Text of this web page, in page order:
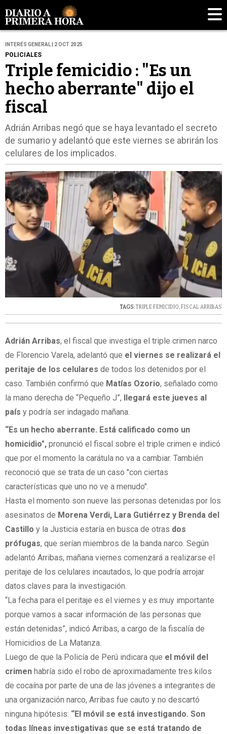
INTERÉS GENERAL | 2 OCT 2025
POLICIALES
Triple femicidio : "Es un
hecho aberrante" dijo el
fiscal
Adrián Arribas negó que se haya levantado el secreto
de sumario y adelantó que este viernes se abrirán los
celulares de los implicados.
TAGS:TRIPLE FEMICIDIO,FISCAL ARRIBAS
Adrián Arribas, el fiscal que investiga el triple crimen narco
de Florencio Varela, adelantó que el viernes se realizará el
peritaje de los celulares de todos los detenidos por el
caso. También confirmó que Matías Ozorio, señalado como
la mano derecha de “Pequeño J”, llegará este jueves al
país y podría ser indagado mañana.
“Es un hecho aberrante. Está calificado como un
homicidio", pronunció el fiscal sobre el triple crimen e indicó
que por el momento la carátula no va a cambiar. También
reconoció que se trata de un caso "con ciertas
características que uno no ve a menudo".
Hasta el momento son nueve las personas detenidas por los
asesinatos de Morena Verdi, Lara Gutiérrez y Brenda del
Castillo y la Justicia estaría en busca de otras dos
prófugas, que serían miembros de la banda narco. Según
adelantó Arribas, mañana viernes comenzará a realizarse el
peritaje de los celulares incautados, lo que podría arrojar
datos claves para la investigación.
“La fecha para el peritaje es el viernes y es muy importante
porque vamos a sacar información de las personas que
están detenidas”, indicó Arribas, a cargo de la fiscalía de
Homicidios de La Matanza.
Luego de que la Policía de Perú indicara que el móvil del
crimen habría sido el robo de aproximadamente tres kilos
de cocaína por parte de una de las jóvenes a integrantes de
una organización narco, Arribas fue cauto y no descartó
ninguna hipótesis: “El móvil se está investigando. Son
todas líneas investigativas que se está tratando de